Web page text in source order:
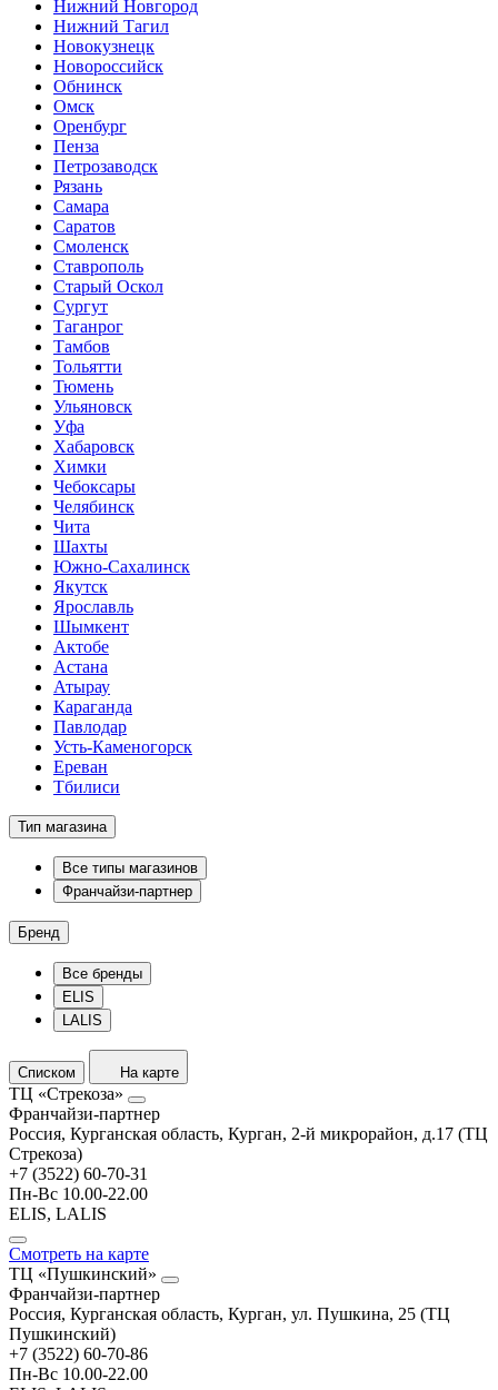
Нижний Новгород
Нижний Тагил
Новокузнецк
Новороссийск
Обнинск
Омск
Оренбург
Пенза
Петрозаводск
Рязань
Самара
Саратов
Смоленск
Ставрополь
Старый Оскол
Сургут
Таганрог
Тамбов
Тольятти
Тюмень
Ульяновск
Уфа
Хабаровск
Химки
Чебоксары
Челябинск
Чита
Шахты
Южно-Сахалинск
Якутск
Ярославль
Шымкент
Актобе
Астана
Атырау
Караганда
Павлодар
Усть-Каменогорск
Ереван
Тбилиси
Тип магазина
Все типы магазинов
Франчайзи-партнер
Бренд
Все бренды
ELIS
LALIS
Списком На карте
ТЦ «Стрекоза»
Франчайзи-партнер
Россия, Курганская область, Курган, 2-й микрорайон, д.17 (ТЦ
Стрекоза)
+7 (3522) 60-70-31
Пн-Вс 10.00-22.00
ELIS, LALIS
Смотреть на карте
ТЦ «Пушкинский»
Франчайзи-партнер
Россия, Курганская область, Курган, ул. Пушкина, 25 (ТЦ
Пушкинский)
+7 (3522) 60-70-86
Пн-Вс 10.00-22.00